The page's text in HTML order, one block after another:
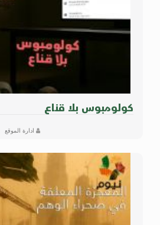
كولومبوس بلا قناع
ادارة الموقع